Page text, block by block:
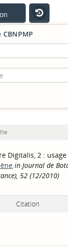
Digitalis, 2 :
in Journal de
52 (12/2010)
Citation